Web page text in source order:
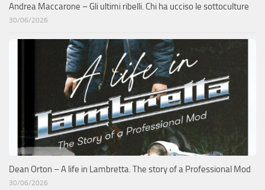
Andrea Maccarone – Gli ultimi ribelli. Chi ha ucciso le sottoculture
30/06/2026
Dean Orton – A life in Lambretta. The story of a Professional Mod
30/06/2026